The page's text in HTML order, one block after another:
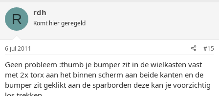
R rdh
Komt hier geregeld
6 jul 2011 #15
Geen probleem :thumb je bumper zit in de wielkasten vast
met 2x torx aan het binnen scherm aan beide kanten en de
bumper zit geklikt aan de sparborden deze kan je voorzichtig